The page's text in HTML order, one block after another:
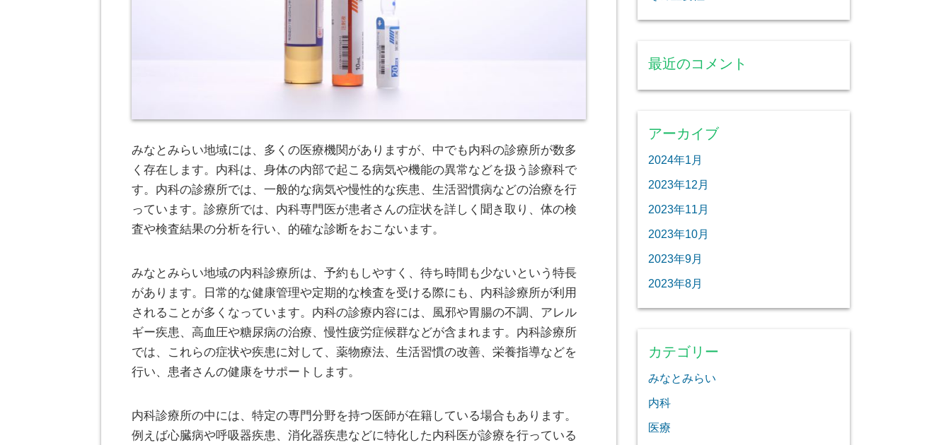
みなとみらい地域には、多くの医療機関がありますが、中でも内科の診療所が数多
く存在します。 内科は、身体の内部で起こる病気や機能の異常などを扱う診療科で
す。内科の診療所では、一般的な病気や慢性的な疾患、生活習慣病などの治療を行
っています。診療所では、内科専門医が患者さんの症状を詳しく聞き取り、体の検
査や検査結果の分析を行い、的確な診断をおこないます。
みなとみらい地域の内科診療所は、予約もしやすく、待ち時間も少ないという特長
があります。日常的な健康管理や定期的な検査を受ける際にも、内科診療所が利用
されることが多くなっています。内科の診療内容には、風邪や胃腸の不調、アレル
ギー疾患、高血圧や糖尿病の治療、慢性疲労症候群などが含まれます。内科診療所
では、これらの症状や疾患に対して、薬物療法、生活習慣の改善、栄養指導などを
行い、患者さんの健康をサポートします。
内科診療所の中には、特定の専門分野を持つ医師が在籍している場合もあります。
例えば心臓病や呼吸器疾患、消化器疾患などに特化した内科医が診療を行っている
最近のコメント
アーカイブ
2024年1月
2023年12月
2023年11月
2023年10月
2023年9月
2023年8月
カテゴリー
みなとみらい
内科
医療